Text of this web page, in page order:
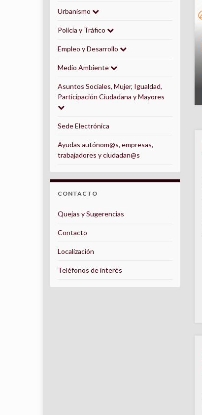
Urbanismo
Policía y Tráfico
Empleo y Desarrollo
Medio Ambiente
Asuntos Sociales, Mujer, Igualdad,
Participación Ciudadana y Mayores
Sede Electrónica
Ayudas autónom@s, empresas,
trabajadores y ciudadan@s
CONTACTO
Quejas y Sugerencias
Contacto
Localización
Teléfonos de interés